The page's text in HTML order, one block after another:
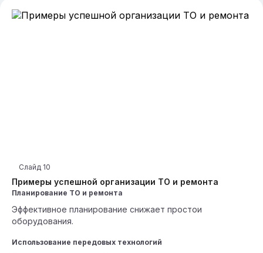
Примеры успешной организации ТО и ремонта
Слайд 10
Планирование ТО и ремонта
Эффективное планирование снижает простои
оборудования.
Использование передовых технологий